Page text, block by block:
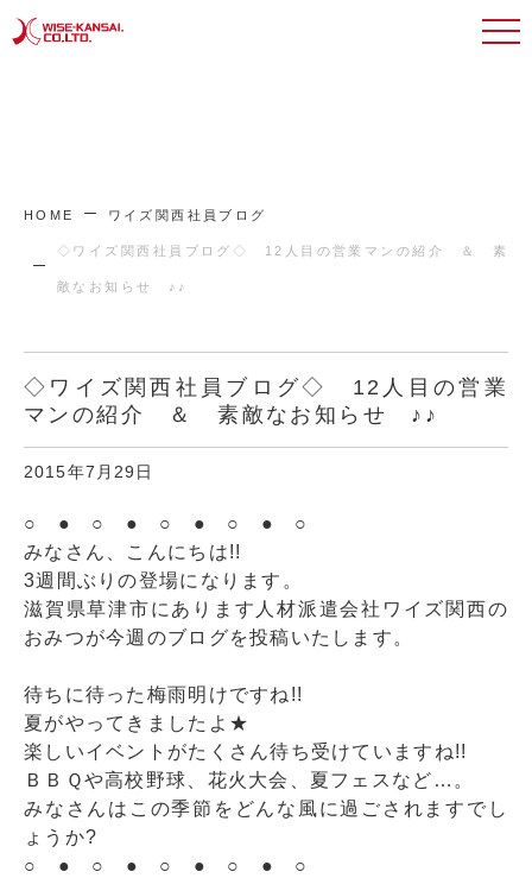
HOME ワイズ関西社員ブログ
◇ワイズ関西社員ブログ◇ 12人目の営業マンの紹介 ＆ 素
敵なお知らせ ♪♪
◇ワイズ関西社員ブログ◇ 12人目の営業
マンの紹介 ＆ 素敵なお知らせ ♪♪
2015年7月29日
○ ● ○ ● ○ ● ○ ● ○
みなさん、こんにちは!!
3週間ぶりの登場になります。
滋賀県草津市にあります人材派遣会社ワイズ関西の
おみつが今週のブログを投稿いたします。
待ちに待った梅雨明けですね!!
夏がやってきましたよ★
楽しいイベントがたくさん待ち受けていますね!!
ＢＢＱや高校野球、花火大会、夏フェスなど…。
みなさんはこの季節をどんな風に過ごされますでし
ょうか?
○ ● ○ ● ○ ● ○ ● ○